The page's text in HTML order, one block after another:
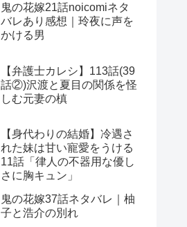
鬼の花嫁21話noicomiネタ
バレあり感想｜玲夜に声を
かける男
【弁護士カレシ】113話(39
話②)沢渡と夏目の関係を怪
しむ元妻の槙
【身代わりの結婚】冷遇さ
れた妹は甘い寵愛をうける
11話「律人の不器用な優し
さに胸キュン」
鬼の花嫁37話ネタバレ｜柚
子と浩介の別れ